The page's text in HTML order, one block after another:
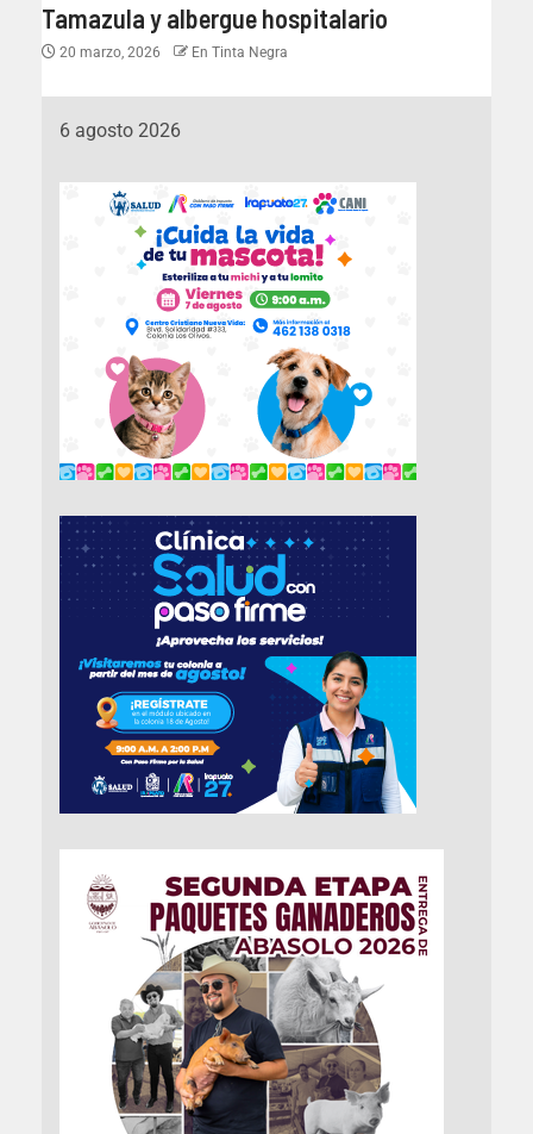
Tamazula y albergue hospitalario
20 marzo, 2026 En Tinta Negra
6 agosto 2026